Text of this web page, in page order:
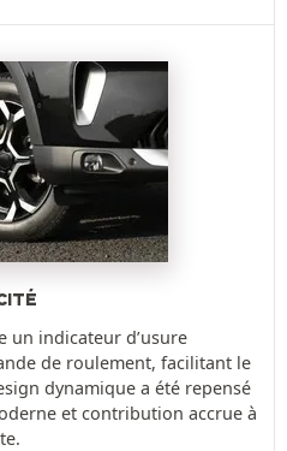
un indicateur d’usure
de roulement, facilitant le
dynamique a été repensé
et contribution accrue à